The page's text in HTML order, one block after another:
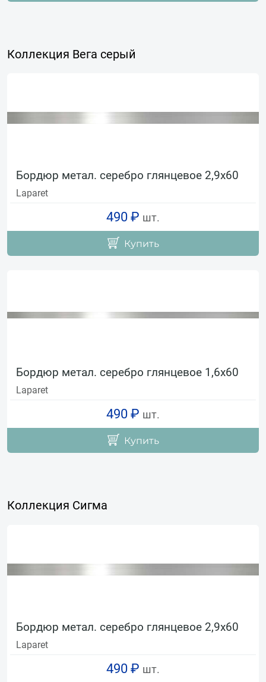
Коллекция Вега серый
Бордюр метал. серебро глянцевое 2,9х60
Laparet
490 ₽ шт.
Купить
Бордюр метал. серебро глянцевое 1,6х60
Laparet
490 ₽ шт.
Купить
Коллекция Сигма
Бордюр метал. серебро глянцевое 2,9х60
Laparet
490 ₽ шт.